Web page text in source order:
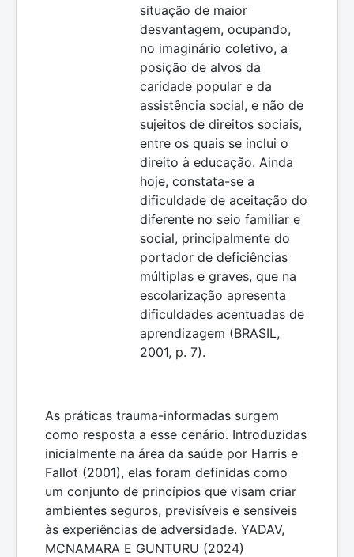
situação de maior
desvantagem, ocupando,
no imaginário coletivo, a
posição de alvos da
caridade popular e da
assistência social, e não de
sujeitos de direitos sociais,
entre os quais se inclui o
direito à educação. Ainda
hoje, constata-se a
dificuldade de aceitação do
diferente no seio familiar e
social, principalmente do
portador de deficiências
múltiplas e graves, que na
escolarização apresenta
dificuldades acentuadas de
aprendizagem (BRASIL,
2001, p. 7).
As práticas trauma-informadas surgem
como resposta a esse cenário. Introduzidas
inicialmente na área da saúde por Harris e
Fallot (2001), elas foram definidas como
um conjunto de princípios que visam criar
ambientes seguros, previsíveis e sensíveis
às experiências de adversidade. YADAV,
MCNAMARA E GUNTURU (2024)